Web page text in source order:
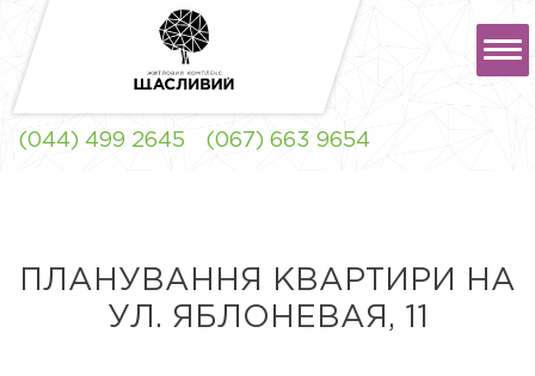
(044) 499 2645 (067) 663 9654
ПЛАНУВАННЯ КВАРТИРИ НА
УЛ. ЯБЛОНЕВАЯ, 11